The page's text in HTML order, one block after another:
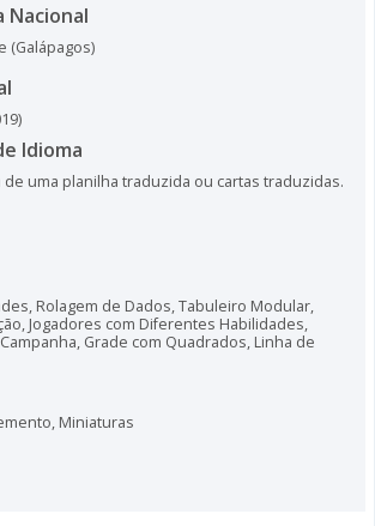
Nacional
(Galápagos)
Idioma
uma planilha traduzida ou cartas traduzidas.
, Rolagem de Dados,Tabuleiro Modular,
, Jogadores com Diferentes Habilidades,
, Grade com Quadrados, Linha de
, Miniaturas